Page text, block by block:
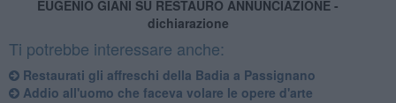
EUGENIO GIANI SU RESTAURO ANNUNCIAZIONE -
dichiarazione
Ti potrebbe interessare anche:
Restaurati gli affreschi della Badia a Passignano
Addio all'uomo che faceva volare le opere d'arte